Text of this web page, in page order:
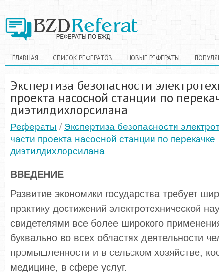
ГЛАВНАЯ СПИСОК РЕФЕРАТОВ НОВЫЕ РЕФЕРАТЫ
Экспертиза безопасности
проекта насосной станции по
диэтилдихлорсилана
Рефераты / Экспертиза безопасности
части проекта насосной станции по перекачке
диэтилдихлорсилана
ВВЕДЕНИЕ
Развитие экономики государства требует
практику достижений электротехнической
свидетелями все более широкого
буквально во всех областях деятельности
промышленности и в сельском хозяйстве,
медицине, в сфере услуг.